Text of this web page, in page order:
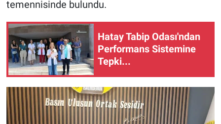
temennisinde bulundu.
Hatay Tabip Odası'ndan
Performans Sistemine
Tepki...